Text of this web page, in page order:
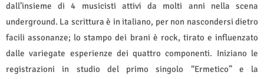
dall’insieme di 4 musicisti attivi da molti anni nella scena
underground. La scrittura è in italiano, per non nascondersi dietro
facili assonanze; lo stampo dei brani è rock, tirato e influenzato
dalle variegate esperienze dei quattro componenti. Iniziano le
registrazioni in studio del primo singolo “Ermetico” e la